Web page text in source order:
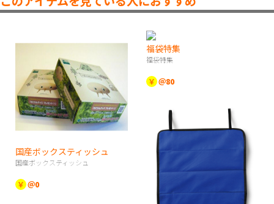
国産ボックスティッシュ
国産ボックスティッシュ
￥ ＠0
福袋特集
福袋特集
￥ ＠80